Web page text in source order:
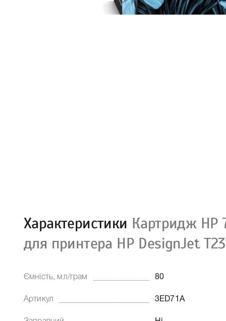
Характеристики Картридж HP
для принтера HP DesignJet
Ємність, мл/грам 80
Артикул 3ED71A